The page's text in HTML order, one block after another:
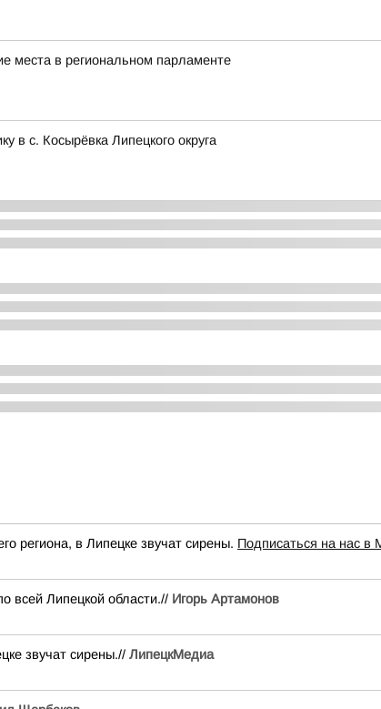
места в региональном парламенте
в с. Косырёвка Липецкого округа
региона, в Липецке звучат сирены. Подписаться на нас в
всей Липецкой области.// Игорь Артамонов
звучат сирены.// ЛипецкМедиа